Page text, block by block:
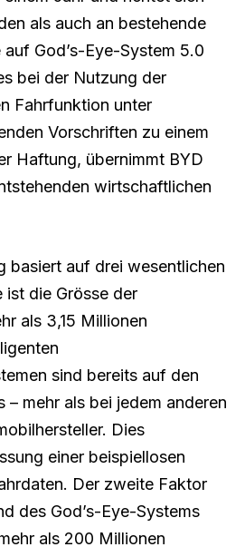
als auch an bestehende
God’s-Eye-System 5.0
bei der Nutzung der
Fahrfunktion unter
Vorschriften zu einem
Haftung, übernimmt BYD
wirtschaftlichen
basiert auf drei wesentlichen
ist die Grösse der
als 3,15 Millionen
sind bereits auf den
– mehr als bei jedem anderen
Dies
einer beispiellosen
Der zweite Faktor
des God’s-Eye-Systems
als 200 Millionen